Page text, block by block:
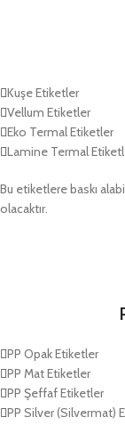
Kuşe Etiketler
Vellum Etiketler
Eko Termal Etiketler
Lamine Termal
Bu etiketlere baskı
olacaktır.
PP Opak Etiketler
PP Mat Etiketler
PP Şeffaf Etiketler
PP Silver (Silvermat)